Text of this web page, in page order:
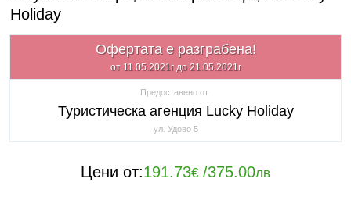
Holiday
Офертата е разграбена!
от 11.05.2021г до 21.05.2021г
Предоставено от:
Туристическа агенция Lucky Holiday
ул. Удово 5
Цени от:191.73€ /375.00лв